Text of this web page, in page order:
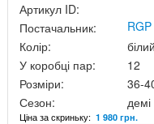
Артикул ID:
Постачальник:
RGP
Колір:
білий
У коробці пар:
12
Розміри:
36-
Сезон:
демі
Ціна за скриньку: 1 980 грн.